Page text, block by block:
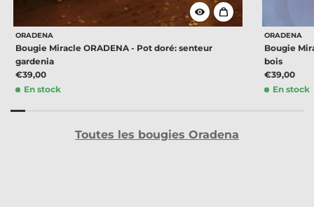
ORADENA
Bougie Miracle ORADENA - Pot doré: senteur
gardenia
€39,00
En stock
ORADENA
Bougie
bois
€39,00
En stock
Toutes les bougies Oradena